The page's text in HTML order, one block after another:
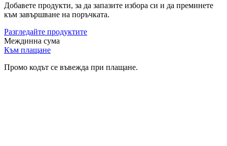
Добавете продукти, за да запазите избора си и да преминете
към завършване на поръчката.
Разгледайте продуктите
Междинна сума
Към плащане
Промо кодът се въвежда при плащане.